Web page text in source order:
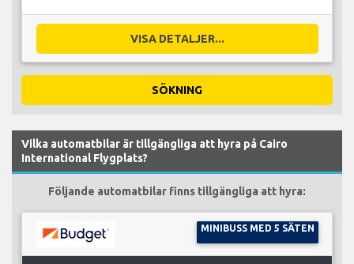
VISA DETALJER...
SÖKNING
Vilka automatbilar är tillgängliga att hyra på Cairo
International Flygplats?
Följande automatbilar finns tillgängliga att hyra:
MINIBUSS MED 5 SÄTEN